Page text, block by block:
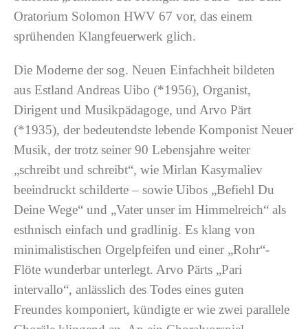
Oratorium Solomon HWV 67 vor, das einem
sprühenden Klangfeuerwerk glich.
Die Moderne der sog. Neuen Einfachheit bildeten
aus Estland Andreas Uibo (*1956), Organist,
Dirigent und Musikpädagoge, und Arvo Pärt
(*1935), der bedeutendste lebende Komponist Neuer
Musik, der trotz seiner 90 Lebensjahre weiter
„schreibt und schreibt“, wie Mirlan Kasymaliev
beeindruckt schilderte – sowie Uibos „Befiehl Du
Deine Wege“ und „Vater unser im Himmelreich“ als
esthnisch einfach und gradlinig. Es klang von
minimalistischen Orgelpfeifen und einer „Rohr“-
Flöte wunderbar unterlegt. Arvo Pärts „Pari
intervallo“, anlässlich des Todes eines guten
Freundes komponiert, kündigte er wie zwei parallele